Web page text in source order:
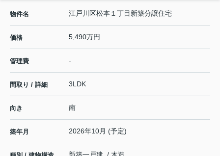
物件名 江戸川区松本１丁目新築分譲住宅
価格 5,490万円
管理費 -
間取り / 詳細 3LDK
向き 南
築年月 2026年10月 (予定)